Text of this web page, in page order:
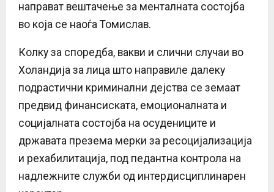
направат вештачење за менталната состојба
во која се наоѓа Томислав.
Колку за споредба, вакви и слични случаи во
Холандија за лица што направиле далеку
подрастични криминални дејства се земаат
предвид финансиската, емоционалната и
социјалната состојба на осудениците и
државата презема мерки за ресоцијализација
и рехабилитација, под педантна контрола на
надлежните служби од интердисциплинарен